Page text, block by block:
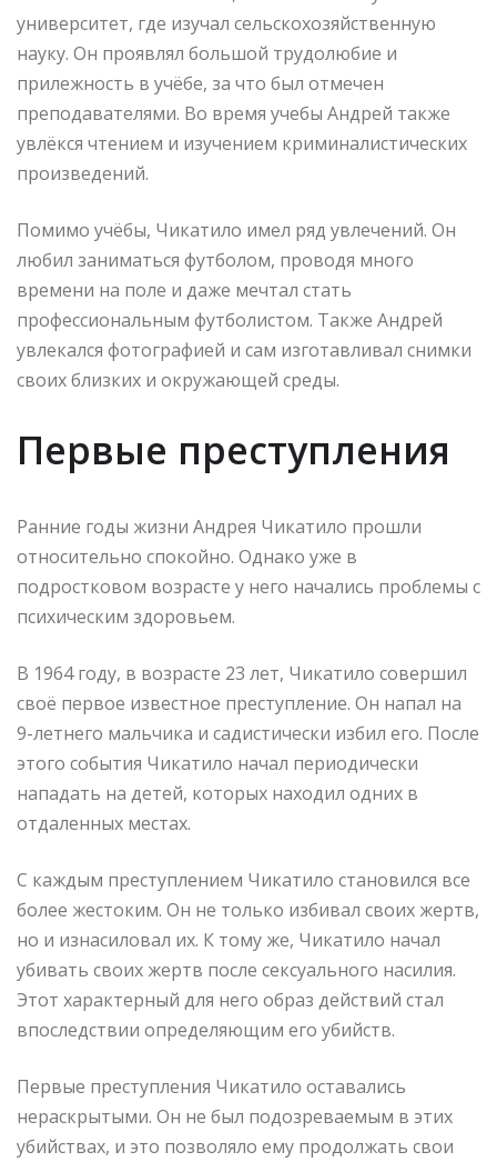
университет, где изучал сельскохозяйственную
науку. Он проявлял большой трудолюбие и
прилежность в учёбе, за что был отмечен
преподавателями. Во время учебы Андрей также
увлёкся чтением и изучением криминалистических
произведений.
Помимо учёбы, Чикатило имел ряд увлечений. Он
любил заниматься футболом, проводя много
времени на поле и даже мечтал стать
профессиональным футболистом. Также Андрей
увлекался фотографией и сам изготавливал снимки
своих близких и окружающей среды.
Первые преступления
Ранние годы жизни Андрея Чикатило прошли
относительно спокойно. Однако уже в
подростковом возрасте у него начались проблемы с
психическим здоровьем.
В 1964 году, в возрасте 23 лет, Чикатило совершил
своё первое известное преступление. Он напал на
9-летнего мальчика и садистически избил его. После
этого события Чикатило начал периодически
нападать на детей, которых находил одних в
отдаленных местах.
С каждым преступлением Чикатило становился все
более жестоким. Он не только избивал своих жертв,
но и изнасиловал их. К тому же, Чикатило начал
убивать своих жертв после сексуального насилия.
Этот характерный для него образ действий стал
впоследствии определяющим его убийств.
Первые преступления Чикатило оставались
нераскрытыми. Он не был подозреваемым в этих
убийствах, и это позволяло ему продолжать свои